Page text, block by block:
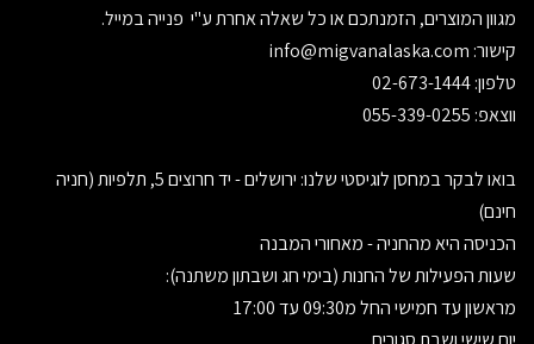
מגוון המוצרים, הזמנתכם או כל שאלה אחרת ע"י פנייה במייל.
קישור:
טלפון: 02-673-1444
ווצאפ: 055-339-0255
בואו לבקר במחסן לוגיסטי שלנו: ירושלים - יד חרוצים 5, תלפיות (חניה
חינם)
הכניסה היא מהחניה - מאחורי המבנה
שעות הפעילות של החנות (בימי חג ושבתון משתנה):
מראשון עד חמישי החל מ09:30 עד 17:00